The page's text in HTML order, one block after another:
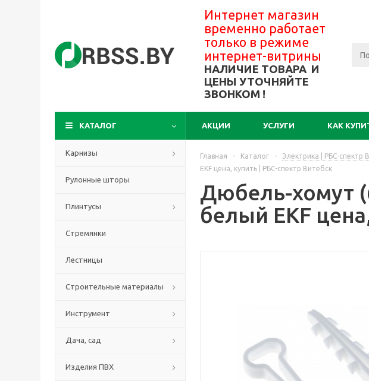
Интернет магазин
временно работает
только в режиме
интернет-витрины
НАЛИЧИЕ ТОВАРА И
ЦЕНЫ УТОЧНЯЙТЕ
ЗВОНКОМ !
КАТАЛОГ АКЦИИ УСЛУГИ КАК
Карнизы
Рулонные шторы
Плинтусы
Стремянки
Лестницы
Строительные материалы
Инструмент
Дача, сад
Изделия ПВХ
Главная - Каталог - Электрика | РБС-спектр
EKF цена, купить | РБС-спектр Витебск
Дюбель-хомут
белый EKF